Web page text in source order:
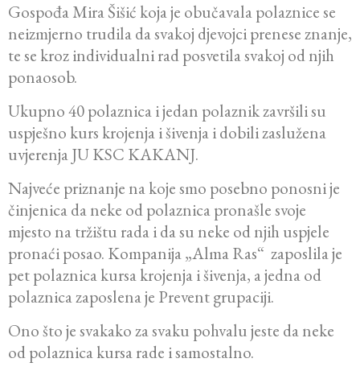
Gospođa Mira Šišić koja je obučavala polaznice se
neizmjerno trudila da svakoj djevojci prenese znanje,
te se kroz individualni rad posvetila svakoj od njih
ponaosob.
Ukupno 40 polaznica i jedan polaznik završili su
uspješno kurs krojenja i šivenja i dobili zaslužena
uvjerenja JU KSC KAKANJ.
Najveće priznanje na koje smo posebno ponosni je
činjenica da neke od polaznica pronašle svoje
mjesto na tržištu rada i da su neke od njih uspjele
pronaći posao. Kompanija „Alma Ras“ zaposlila je
pet polaznica kursa krojenja i šivenja, a jedna od
polaznica zaposlena je Prevent grupaciji.
Ono što je svakako za svaku pohvalu jeste da neke
od polaznica kursa rade i samostalno.